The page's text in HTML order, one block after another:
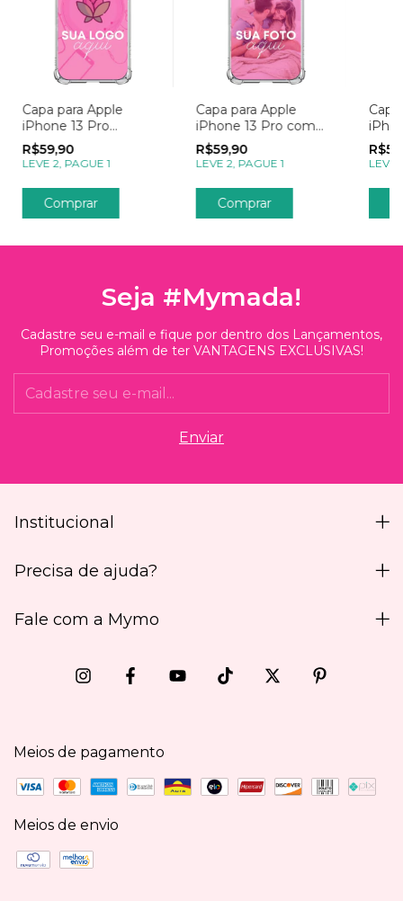
Capa para Apple
iPhone 13 Pro
Empresas Sua Logo
R$59,90
LEVE 2, PAGUE 1
Comprar
Capa para Apple
iPhone 13 Pro com
Foto Momentos Sua
Foto
R$59,90
LEVE 2, PAGUE 1
Comprar
Foto
LEVE
Seja #Mymada!
Cadastre seu e-mail e fique por dentro dos Lançamentos,
Promoções além de ter VANTAGENS EXCLUSIVAS!
Institucional
Precisa de ajuda?
Fale com a Mymo
Meios de pagamento
Meios de envio